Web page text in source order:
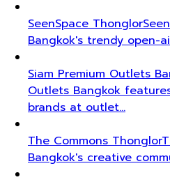
SeenSpace Thonglor
Bangkok's trendy open-
Siam Premium Outlets
Outlets Bangkok
brands at outlet…
The Commons Thonglor
Bangkok's creative